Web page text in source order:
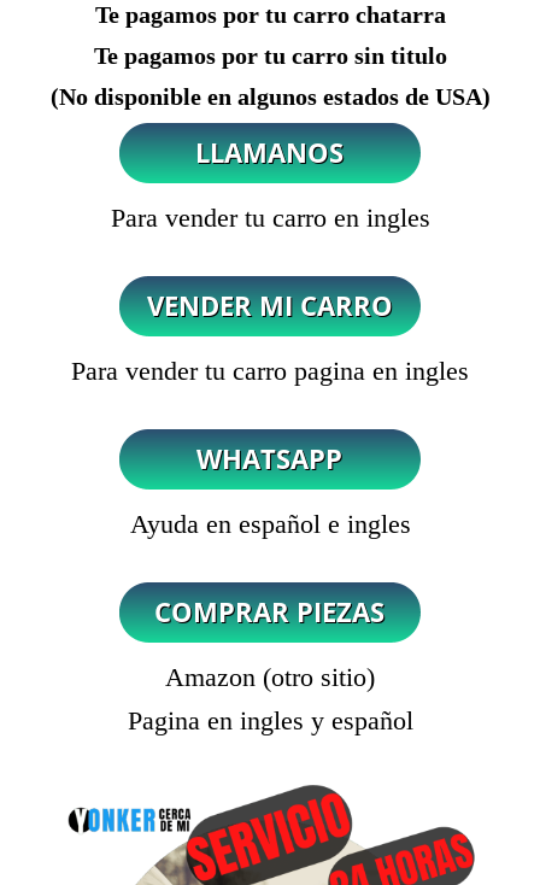
Te pagamos por tu carro chatarra
Te pagamos por tu carro sin titulo
(No disponible en algunos estados de USA)
Para vender tu carro en ingles
Para vender tu carro pagina en ingles
Ayuda en español e ingles
Amazon (otro sitio)
Pagina en ingles y español